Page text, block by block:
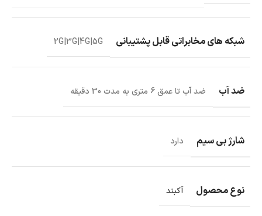
شبکه‌ های مخابراتی قابل پشتیبانی 2G|3G|4G|5G
ضد آب ضد آب تا عمق 6 متری به مدت 30 دقیقه
شارژ بی‌ سیم دارد
نوع محصول آکبند